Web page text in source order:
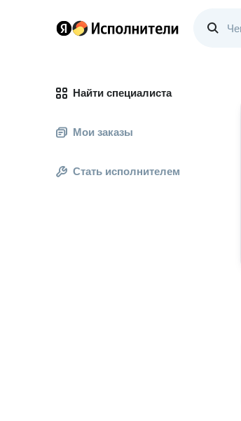
Найти специалиста
Мои заказы
Стать исполнителем